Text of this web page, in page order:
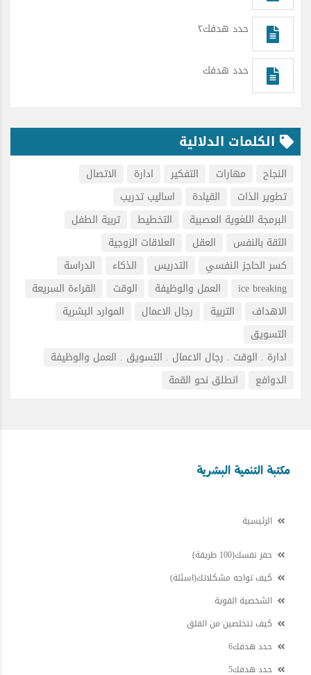
حدد هدفك٢
حدد هدفك
الكلمات الدلالية
النجاح مهارات التفكير ادارة
الاتصال
تطوير الذات
القيادة
اساليب تدريب
البرمجة اللغوية العصبية
التخطيط
تربية الطفل
الثقة بالنفس
العقل
العلاقات الزوجية
كسر الحاجز النفسي
التدريس الذكاء
الدراسة
ice breaking
العمل والوظيفة الوقت
القراءة السريعة
الاهداف
التربية رجال الاعمال
الموارد البشرية
التسويق
ادارة . الوقت . رجال الاعمال . التسويق . العمل والوظيفة
الدوافع
انطلق نحو القمة
مكتبة التنمية البشرية
الرئيسية
حفز نفسك(100 طريقة)
كيف تواجه مشكلاتك(اسئلة)
الشخصية القوية
كيف تتخلصين من القلق
حدد هدفك6
حدد هدفك5